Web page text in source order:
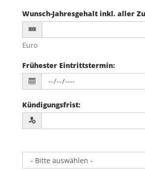
Wunsch-Jahresgehalt inkl. aller
Euro
Frühester Eintrittstermin:
Kündigungsfrist: